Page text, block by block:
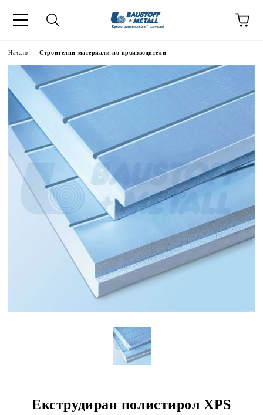
Начало Строителни материали по производители
Екструдиран полистирол XPS